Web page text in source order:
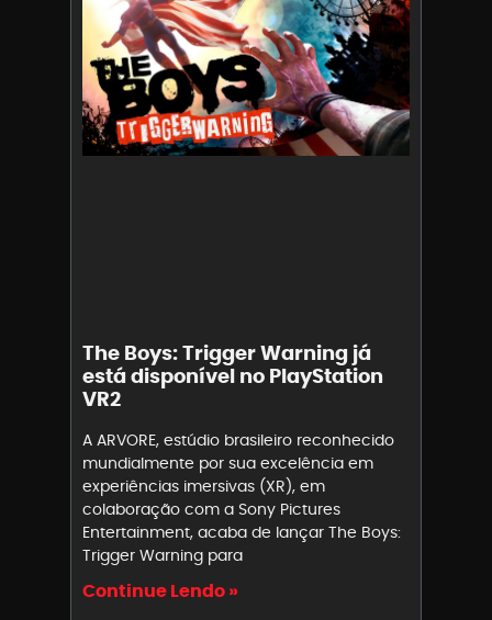
The Boys: Trigger Warning já
está disponível no PlayStation
VR2
A ARVORE, estúdio brasileiro reconhecido
mundialmente por sua excelência em
experiências imersivas (XR), em
colaboração com a Sony Pictures
Entertainment, acaba de lançar The Boys:
Trigger Warning para
Continue Lendo »